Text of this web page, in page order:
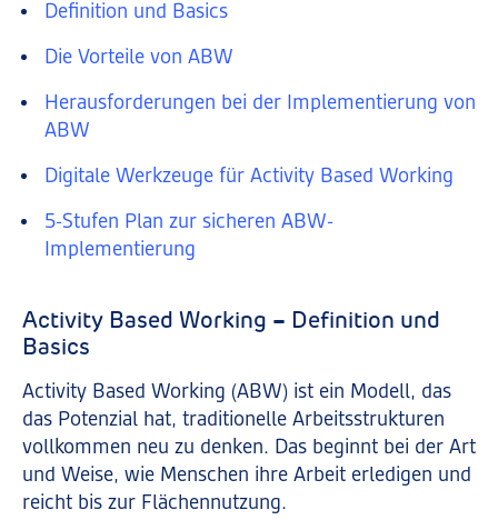
Definition und Basics
Die Vorteile von ABW
Herausforderungen bei der Implementierung von
ABW
Digitale Werkzeuge für Activity Based Working
5-Stufen Plan zur sicheren ABW-
Implementierung
Activity Based Working – Definition und
Basics
Activity Based Working (ABW) ist ein Modell, das
das Potenzial hat, traditionelle Arbeitsstrukturen
vollkommen neu zu denken. Das beginnt bei der Art
und Weise, wie Menschen ihre Arbeit erledigen und
reicht bis zur Flächennutzung.